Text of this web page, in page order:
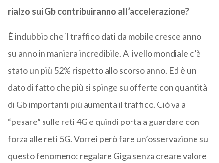
rialzo sui Gb contribuiranno all’accelerazione?
È indubbio che il traffico dati da mobile cresce anno
su anno in maniera incredibile. A livello mondiale c’è
stato un più 52% rispetto allo scorso anno. Ed è un
dato di fatto che più si spinge su offerte con quantità
di Gb importanti più aumenta il traffico. Ciò va a
“pesare” sulle reti 4G e quindi porta a guardare con
forza alle reti 5G. Vorrei però fare un’osservazione su
questo fenomeno: regalare Giga senza creare valore